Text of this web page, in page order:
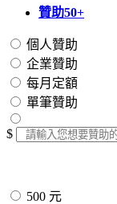
贊助50+
個人贊助
企業贊助
每月定額
單筆贊助
$
500 元